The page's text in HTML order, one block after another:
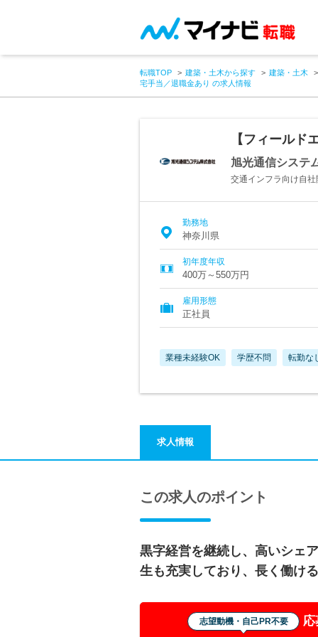
転職TOP 建築・土木から探す
建築・土木
宅手当／退職金あり の求人情報
【フィールド
旭光通信システ
交通インフラ向け自
勤務地
神奈川県
初年度年収
400万～550万円
雇用形態
正社員
業種未経験OK 学歴不問 転勤な
求人情報
この求人のポイント
黒字経営を継続し、高いシェ
生も充実しており、長く働け
志望動機・自己PR不要